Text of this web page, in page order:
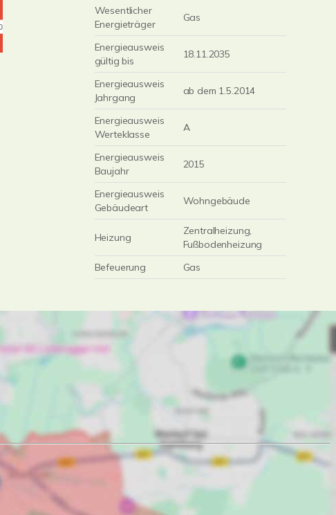
Wesentlicher
Energieträger
Gas
Energieausweis
gültig bis
18.11.2035
Energieausweis
Jahrgang
ab dem 1.5.2014
Energieausweis
Werteklasse
A
Energieausweis
Baujahr
2015
Energieausweis
Gebäudeart
Wohngebäude
Heizung
Zentralheizung,
Fußbodenheizung
Befeuerung
Gas